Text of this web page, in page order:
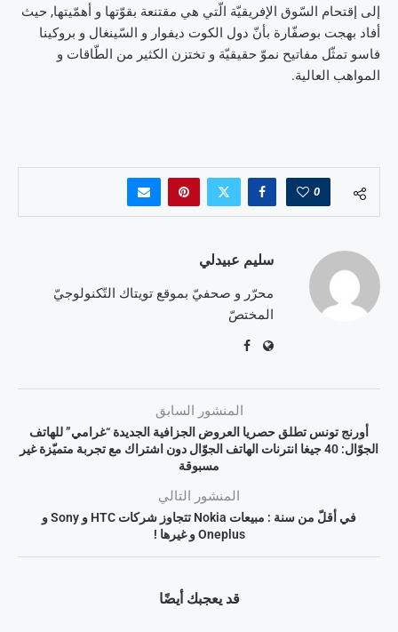
إلى إقتحام السّوق الإفريقيّة الّتي هي مقتنعة بقوّتها و أهمّيتها, حيث
أفاد بهجت بوصفّارة بأنّ دول الكوت ديفوار و السّينغال و بروكينا
فاسو تمثّل مفاتيح نموّ حقيقيّة و تختزن الكثير من الطّاقات و
المواهب العالية.
0
سليم عبيدلي
محرّر و صحفيّ بموقع تويتاك التّكنولوجيّ
المختصّ
المنشور السابق
أورنج تونس تطلق حصريا العروض الجزافية الجديدة “غرامي” للهاتف
الجوّال: 40 جيغا انترنات الهاتف الجوّال دون اشتراك مع تجربة متميّزة غير
مسبوقة
المنشور التالي
في أقلّ من سنة : مبيعات Nokia تتجاوز شركات HTC و Sony و
Oneplus و غيرها !
قد يعجبك أيضًا